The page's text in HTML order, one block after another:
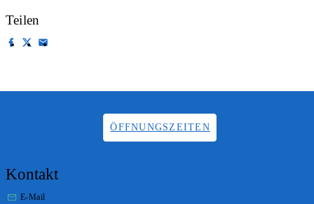
Teilen
ÖFFNUNGSZEITEN
Kontakt
E-Mail